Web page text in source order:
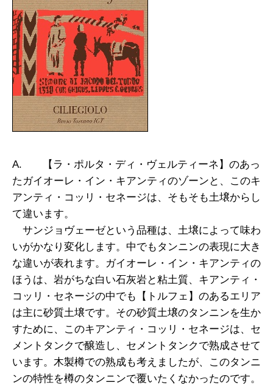
A. 【ラ・ポルタ・ディ・ヴェルティーネ】のあっ
たガイオーレ・イン・キアンティのゾーンと、このキ
アンティ・コッリ・セネージは、そもそも土壌からし
て違います。
サンジョヴェーゼという品種は、土壌によって味わ
いがかなり変化します。中でもタンニンの表現に大き
な違いが表れます。ガイオーレ・イン・キアンティの
ほうは、岩がちな白い石灰岩と粘土質、キアンティ・
コッリ・セネージの中でも【トルフェ】のあるエリア
は主に砂質土壌です。その砂質土壌のタンニンを生か
すために、このキアンティ・コッリ・セネージは、セ
メントタンクで醸造し、セメントタンクで熟成させて
います。木製樽での熟成も考えましたが、このタンニ
ンの特性を樽のタンニンで覆いたくなかったのです。